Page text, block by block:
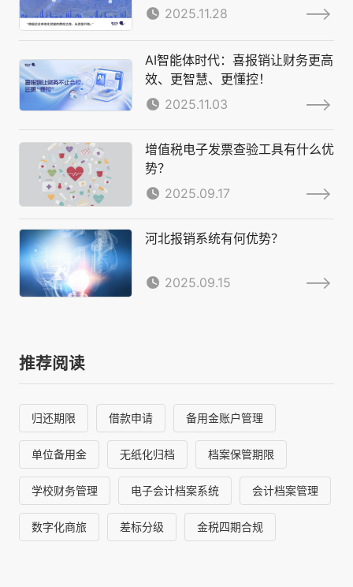
2025.11.28
AI智能体时代：喜报销让财务更高
效、更智慧、更懂控！
2025.11.03
增值税电子发票查验工具有什么优
势？
2025.09.17
河北报销系统有何优势？
2025.09.15
推荐阅读
归还期限 借款申请 备用金账户管理
单位备用金 无纸化归档 档案保管期限
学校财务管理 电子会计档案系统 会计档案管理
数字化商旅 差标分级 金税四期合规